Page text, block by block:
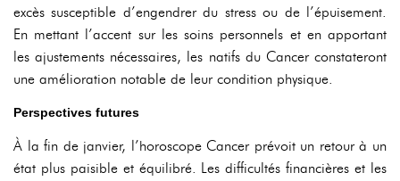
excès susceptible d’engendrer du stress ou de l’épuisement.
En mettant l’accent sur les soins personnels et en apportant
les ajustements nécessaires, les natifs du Cancer constateront
une amélioration notable de leur condition physique.
Perspectives futures
À la fin de janvier, l’horoscope Cancer prévoit un retour à un
état plus paisible et équilibré. Les difficultés financières et les